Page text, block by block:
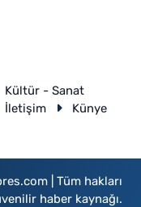
Kültür - Sanat
İletişim Künye
| Tüm hakları
haber kaynağı.